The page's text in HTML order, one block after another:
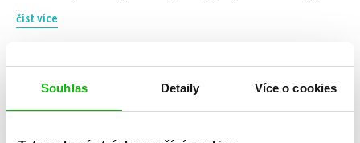
Souhlas Detaily Více o cookies
číst více
blog